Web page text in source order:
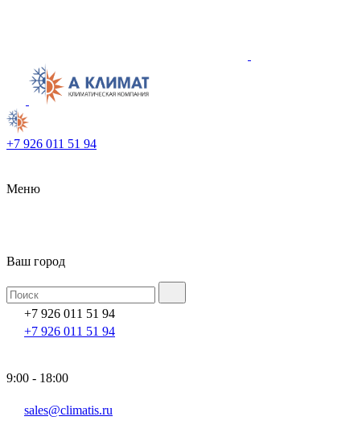
+7 926 011 51 94
Меню
Ваш город
+7 926 011 51 94
+7 926 011 51 94
9:00 - 18:00
sales@climatis.ru